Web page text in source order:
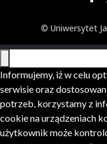
© Uniwersytet
Informujemy, iż w celu
serwisie oraz
potrzeb, korzystamy z
cookie na urządzeniach
użytkownik może